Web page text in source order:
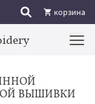
корзина
ВЫШИВКИ